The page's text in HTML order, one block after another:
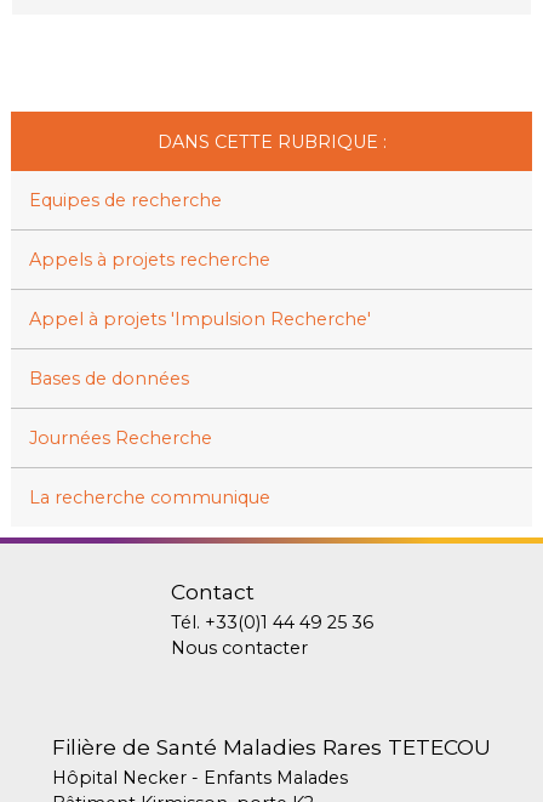
DANS CETTE RUBRIQUE :
Equipes de recherche
Appels à projets recherche
Appel à projets 'Impulsion Recherche'
Bases de données
Journées Recherche
La recherche communique
Contact
Tél. +33(0)1 44 49 25 36
Nous contacter
Filière de Santé Maladies Rares TETECOU
Hôpital Necker - Enfants Malades